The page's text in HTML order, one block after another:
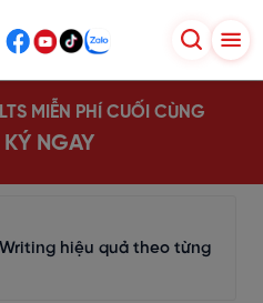
MIỄN PHÍ CUỐI CÙNG
NGAY
Writing hiệu quả theo từng